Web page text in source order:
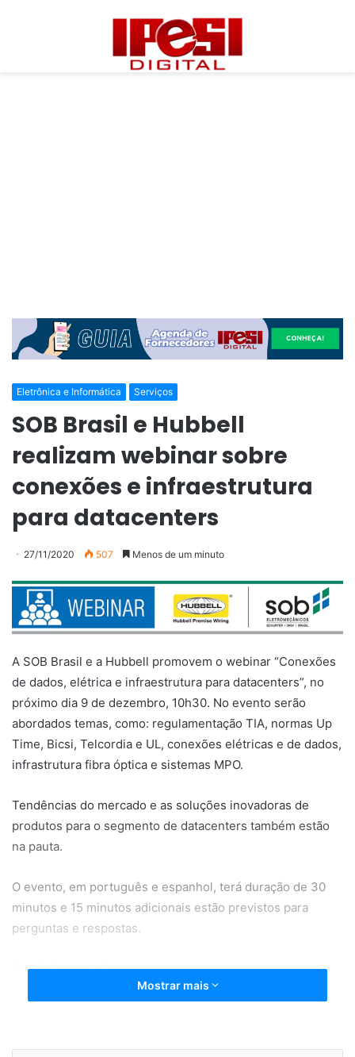
Eletrônica e Informática Serviços
SOB Brasil e Hubbell
realizam webinar sobre
conexões e infraestrutura
para datacenters
27/11/2020 507 Menos de um minuto
A SOB Brasil e a Hubbell promovem o webinar “Conexões
de dados, elétrica e infraestrutura para datacenters”, no
próximo dia 9 de dezembro, 10h30. No evento serão
abordados temas, como: regulamentação TIA, normas Up
Time, Bicsi, Telcordia e UL, conexões elétricas e de dados,
infrastrutura fibra óptica e sistemas MPO.
Tendências do mercado e as soluções inovadoras de
produtos para o segmento de datacenters também estão
na pauta.
O evento, em português e espanhol, terá duração de 30
minutos e 15 minutos adicionais estão previstos para
perguntas e respostas.
Inscrições gratuitas em:
https://docs.google.com/forms/d/e/1FAIpQLSeTpy-C-
Mostrar mais